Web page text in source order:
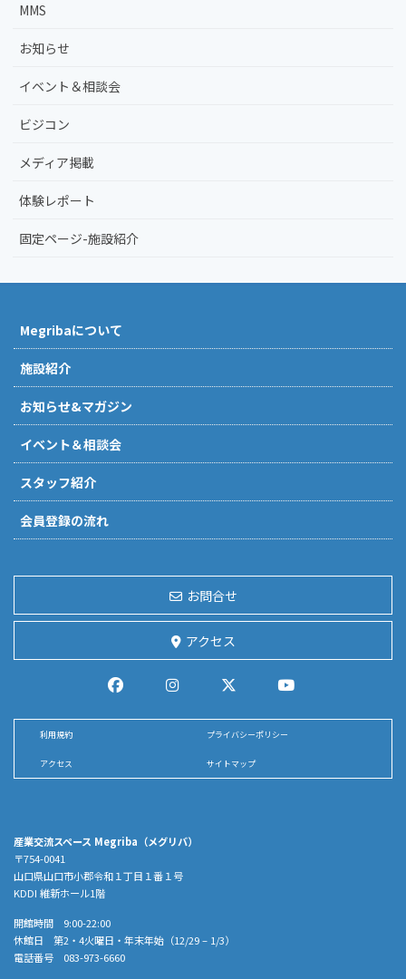
MMS
お知らせ
イベント＆相談会
ビジコン
メディア掲載
体験レポート
固定ページ-施設紹介
産業交流スペース Megriba（メグリバ）
〒754-0041
山口県山口市小郡令和１丁目１番１号
KDDI 維新ホール1階
開館時間 9:00-22:00
休館日 第2・4火曜日・年末年始（12/29 – 1/3）
電話番号 083-973-6660
Megribaについて
施設紹介
お知らせ&マガジン
イベント＆相談会
スタッフ紹介
会員登録の流れ
お問合せ
アクセス
利用規約 プライバシーポリシー
アクセス サイトマップ